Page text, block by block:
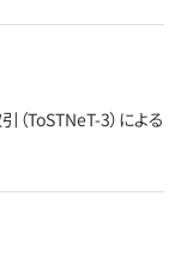
ToSTNeT-3）による